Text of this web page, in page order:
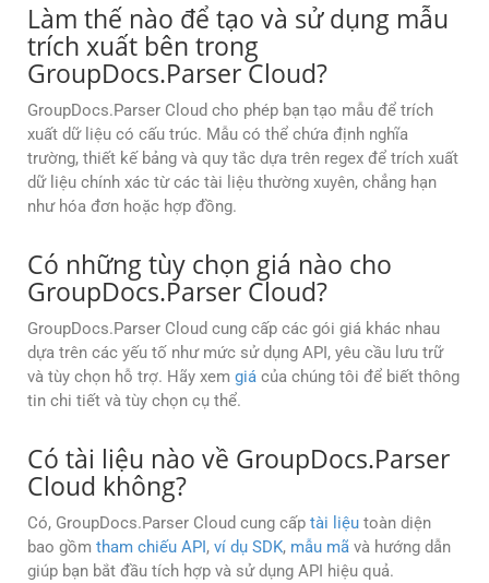
Làm thế nào để tạo và sử dụng mẫu
trích xuất bên trong
GroupDocs.Parser Cloud?
GroupDocs.Parser Cloud cho phép bạn tạo mẫu để trích
xuất dữ liệu có cấu trúc. Mẫu có thể chứa định nghĩa
trường, thiết kế bảng và quy tắc dựa trên regex để trích xuất
dữ liệu chính xác từ các tài liệu thường xuyên, chẳng hạn
như hóa đơn hoặc hợp đồng.
Có những tùy chọn giá nào cho
GroupDocs.Parser Cloud?
GroupDocs.Parser Cloud cung cấp các gói giá khác nhau
dựa trên các yếu tố như mức sử dụng API, yêu cầu lưu trữ
và tùy chọn hỗ trợ. Hãy xem giá của chúng tôi để biết thông
tin chi tiết và tùy chọn cụ thể.
Có tài liệu nào về GroupDocs.Parser
Cloud không?
Có, GroupDocs.Parser Cloud cung cấp tài liệu toàn diện
bao gồm tham chiếu API, ví dụ SDK, mẫu mã và hướng dẫn
giúp bạn bắt đầu tích hợp và sử dụng API hiệu quả.